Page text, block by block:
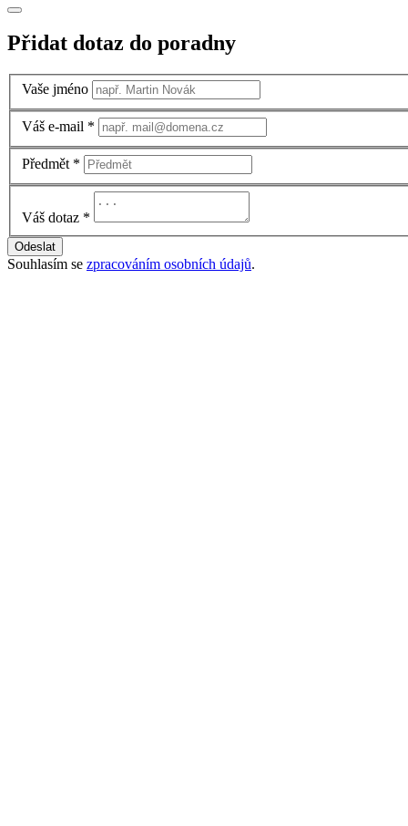
Přidat dotaz do poradny
Vaše jméno
Váš e-mail *
Předmět *
Váš dotaz *
Odeslat
Souhlasím se zpracováním osobních údajů.